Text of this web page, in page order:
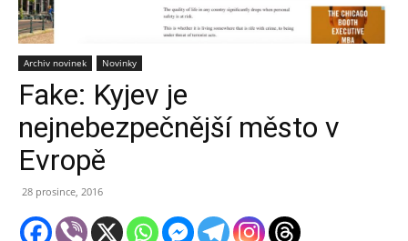
Archiv novinek Novinky
Fake: Kyjev je
nejnebezpečnější město v
Evropě
28 prosince, 2016